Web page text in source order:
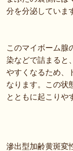
分を分泌していま
このマイボーム腺
染などで詰まると
やすくなるため、
なります。この状
とともに起こりや
滲出型加齢黄斑変